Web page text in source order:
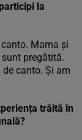
la
Mama și
pregătită.
de canto. Și am
trăită în